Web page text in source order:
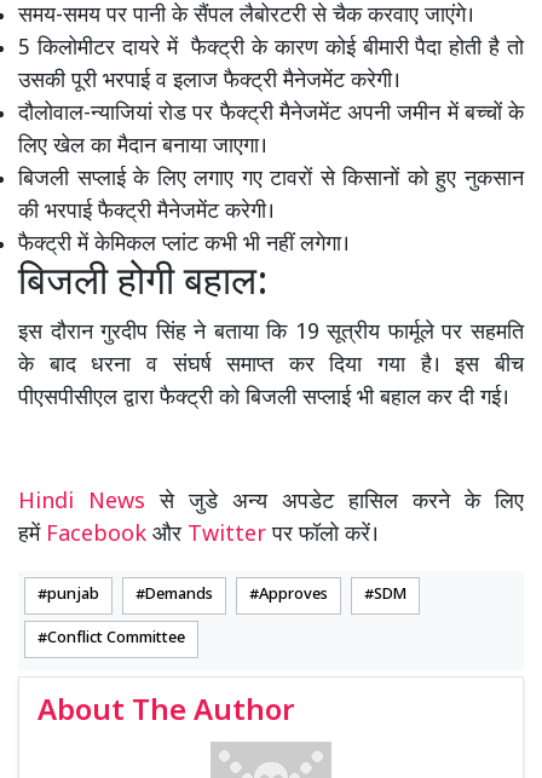
समय-समय पर पानी के सैंपल लैबोरटरी से चैक करवाए जाएंगे।
5 किलोमीटर दायरे में फैक्ट्री के कारण कोई बीमारी पैदा होती है तो
उसकी पूरी भरपाई व इलाज फैक्ट्री मैनेजमेंट करेगी।
दौलोवाल-न्याजियां रोड पर फैक्ट्री मैनेजमेंट अपनी जमीन में बच्चों के
लिए खेल का मैदान बनाया जाएगा।
बिजली सप्लाई के लिए लगाए गए टावरों से किसानों को हुए नुकसान
की भरपाई फैक्ट्री मैनेजमेंट करेगी।
फैक्ट्री में केमिकल प्लांट कभी भी नहीं लगेगा।
बिजली होगी बहाल:
इस दौरान गुरदीप सिंह ने बताया कि 19 सूत्रीय फार्मूले पर सहमति
के बाद धरना व संघर्ष समाप्त कर दिया गया है। इस बीच
पीएसपीसीएल द्वारा फैक्ट्री को बिजली सप्लाई भी बहाल कर दी गई।
Hindi Newsसे जुडे अन्य अपडेट हासिल करने के लिए
हमें Facebook और Twitterपर फॉलो करें।
punjab Demands Approves SDM
Conflict Committee
About The Author